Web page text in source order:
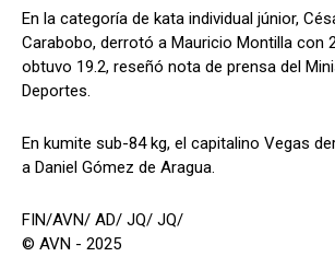
En la categoría de kata individual júnior,
Carabobo, derrotó a Mauricio Montilla con
obtuvo 19.2, reseñó nota de prensa del
Deportes.
En kumite sub-84 kg, el capitalino Vegas
a Daniel Gómez de Aragua.
FIN/AVN/ AD/ JQ/ JQ/
© AVN - 2025